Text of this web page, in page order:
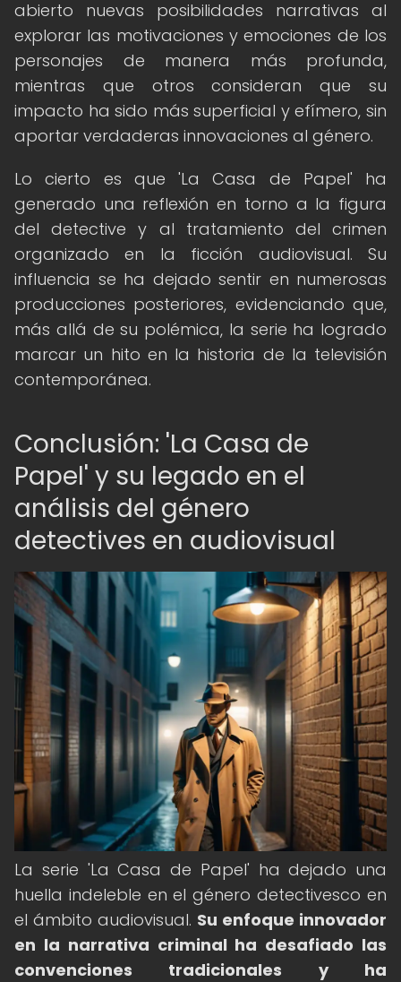
abierto nuevas posibilidades narrativas al
explorar las motivaciones y emociones de los
personajes de manera más profunda,
mientras que otros consideran que su
impacto ha sido más superficial y efímero, sin
aportar verdaderas innovaciones al género.
Lo cierto es que 'La Casa de Papel' ha
generado una reflexión en torno a la figura
del detective y al tratamiento del crimen
organizado en la ficción audiovisual. Su
influencia se ha dejado sentir en numerosas
producciones posteriores, evidenciando que,
más allá de su polémica, la serie ha logrado
marcar un hito en la historia de la televisión
contemporánea.
Conclusión: 'La Casa de
Papel' y su legado en el
análisis del género
detectives en audiovisual
La serie 'La Casa de Papel' ha dejado una
huella indeleble en el género detectivesco en
el ámbito audiovisual. Su enfoque innovador
en la narrativa criminal ha desafiado las
convenciones tradicionales y ha